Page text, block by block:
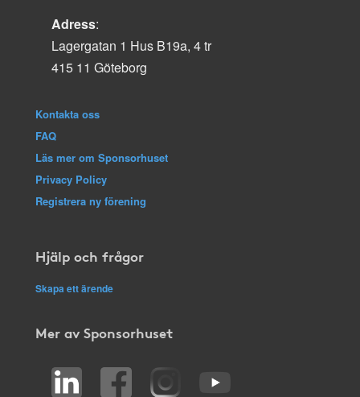
Adress:
Lagergatan 1 Hus B19a, 4 tr
415 11 Göteborg
Kontakta oss
FAQ
Läs mer om Sponsorhuset
Privacy Policy
Registrera ny förening
Hjälp och frågor
Skapa ett ärende
Mer av Sponsorhuset